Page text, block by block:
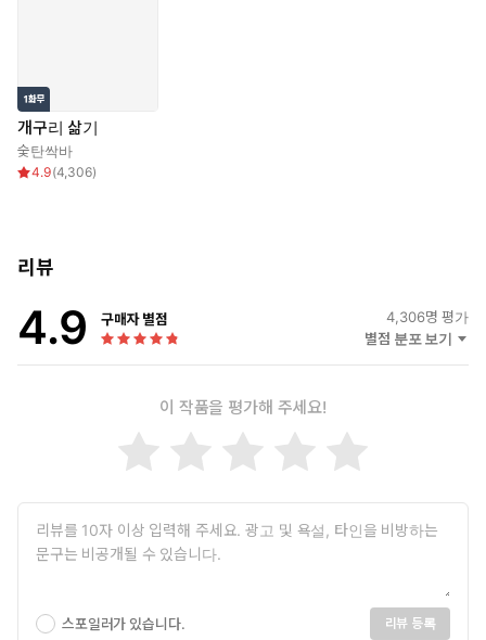
개구리 삶기
숯탄싹바
4.9(4,306)
리뷰
4.9 구매자 별점 4,306명 평가
별점 분포 보기
이 작품을 평가해 주세요!
스포일러가 있습니다. 리뷰 등록